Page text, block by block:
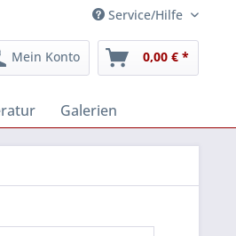
Service/Hilfe
Mein Konto
0,00 € *
Galerien